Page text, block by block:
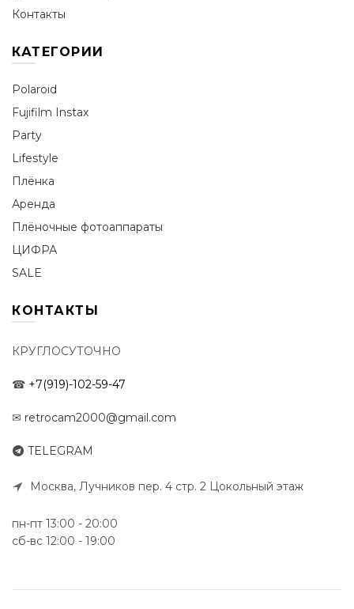
Контакты
КАТЕГОРИИ
Polaroid
Fujifilm Instax
Party
Lifestyle
Плёнка
Аренда
Плёночные фотоаппараты
ЦИФРА
SALE
КОНТАКТЫ
КРУГЛОСУТОЧНО
☎ +7(919)-102-59-47
✉ retrocam2000@gmail.com
TELEGRAM
Москва, Лучников пер. 4 стр. 2 Цокольный этаж
пн-пт 13:00 - 20:00
сб-вс 12:00 - 19:00